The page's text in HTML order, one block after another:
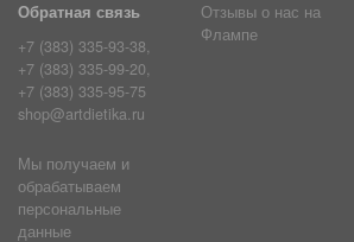
Обратная связь
+7 (383) 335-93-38,
+7 (383) 335-99-20,
+7 (383) 335-95-75
shop@artdietika.ru
Отзывы о нас на
Флампе
Мы получаем и
обрабатываем
персональные
данные